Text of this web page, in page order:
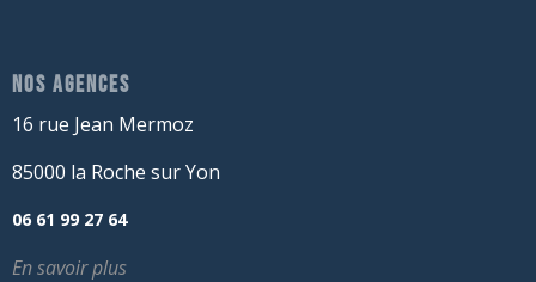
NOS AGENCES
16 rue Jean Mermoz
85000 la Roche sur Yon
06 61 99 27 64
En savoir plus